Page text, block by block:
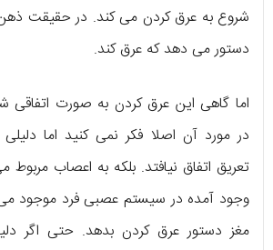
شروع به عرق کردن می کند. در حقیقت
دستور می دهد که عرق کند.
اما گاهی این عرق کردن به صورت
در مورد آن اصلا فکر نمی کنید اما
تعریق اتفاق نیافتد. بلکه به اعصاب مربوط
وجود آمده در سیستم عصبی فرد موجود
مغز دستور عرق کردن بدهد. حتی اگر